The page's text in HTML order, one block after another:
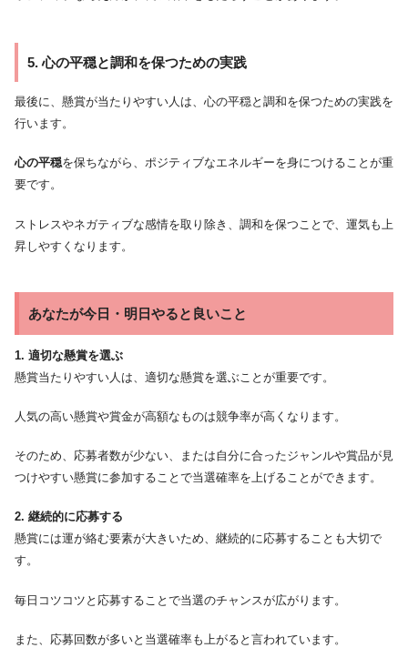
5. 心の平穏と調和を保つための実践
最後に、懸賞が当たりやすい人は、心の平穏と調和を保つための実践を
行います。
心の平穏を保ちながら、ポジティブなエネルギーを身につけることが重
要です。
ストレスやネガティブな感情を取り除き、調和を保つことで、運気も上
昇しやすくなります。
あなたが今日・明日やると良いこと
1. 適切な懸賞を選ぶ
懸賞当たりやすい人は、適切な懸賞を選ぶことが重要です。
人気の高い懸賞や賞金が高額なものは競争率が高くなります。
そのため、応募者数が少ない、または自分に合ったジャンルや賞品が見
つけやすい懸賞に参加することで当選確率を上げることができます。
2. 継続的に応募する
懸賞には運が絡む要素が大きいため、継続的に応募することも大切で
す。
毎日コツコツと応募することで当選のチャンスが広がります。
また、応募回数が多いと当選確率も上がると言われています。